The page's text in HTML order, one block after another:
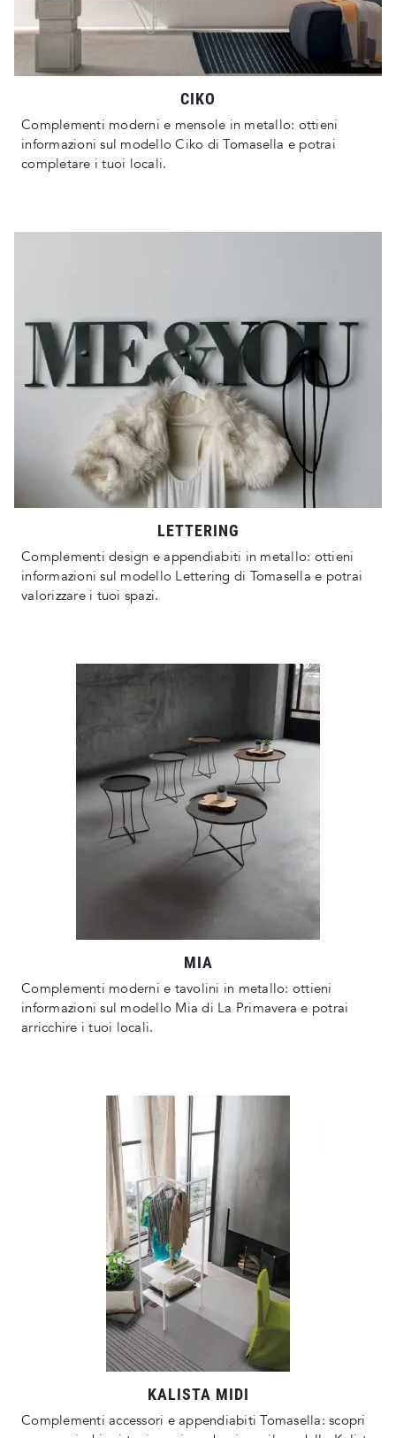
CIKO
Complementi moderni e mensole in metallo: ottieni
informazioni sul modello Ciko di Tomasella e potrai
completare i tuoi locali.
LETTERING
Complementi design e appendiabiti in metallo: ottieni
informazioni sul modello Lettering di Tomasella e potrai
valorizzare i tuoi spazi.
MIA
Complementi moderni e tavolini in metallo: ottieni
informazioni sul modello Mia di La Primavera e potrai
arricchire i tuoi locali.
KALISTA MIDI
Complementi accessori e appendiabiti Tomasella: scopri